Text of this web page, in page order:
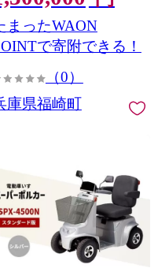
まったWAON
で寄附できる！
（0）
庫県福崎町